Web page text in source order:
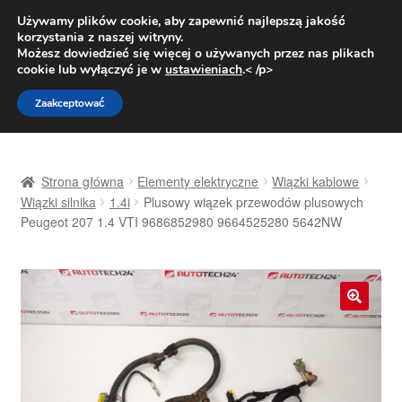
DOSTAWA od 31 zł
Pn.-pt. 9:00-16:00800 003 167
Przejdź
do
nawigacji
Przejdź
do
treści
Dostawa
Strona główna Elementy elektryczne
Wiązki kablowe
Wiązki silnika
1.4i
Plusowy wiązek przewodów plusowych
Peugeot 207 1.4 VTI 9686852980 9664525280 5642NW
🔍
Używamy plików cookie, aby zapewnić najlepszą jakość
korzystania z naszej witryny.
Możesz dowiedzieć się więcej o używanych przez nas plikach
cookie lub wyłączyć je w ustawieniach.< /p>
Zaakceptować